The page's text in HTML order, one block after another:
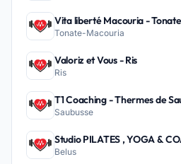
Vita liberté Macouria -
Tonate-Macouria
Valoriz et Vous - Ris
Ris
T1 Coaching - Thermes de
Saubusse
Studio PILATES , YOGA &
PEYREHORADE - Belus
Belus